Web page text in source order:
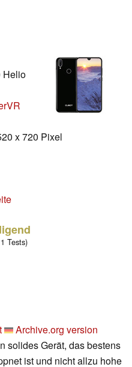
Helio
x 720 Pixel
Tests)
Archive.org version
solides Gerät, das bestens
ist und nicht allzu hohe